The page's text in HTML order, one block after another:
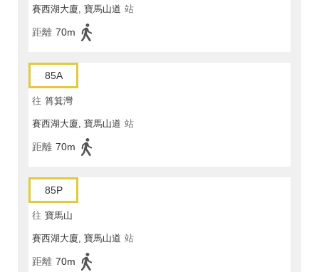
賽西湖大廈, 寶馬山道 站
距離 70m
85A
往 筲箕灣
賽西湖大廈, 寶馬山道 站
距離 70m
85P
往 寶馬山
賽西湖大廈, 寶馬山道 站
距離 70m